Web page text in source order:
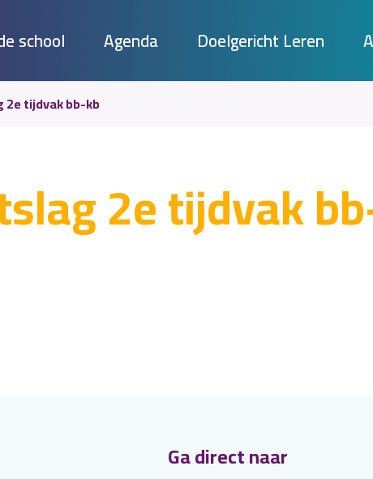
school Agenda Doelgericht Leren
2e tijdvak bb-kb
2e tijdvak
Ga direct naar